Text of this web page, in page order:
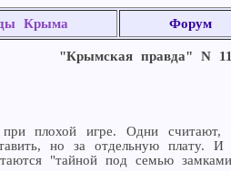
Крыма Форум
"Крымская правда" N
плохой игре. Одни
но за отдельную плату.
"тайной под семью